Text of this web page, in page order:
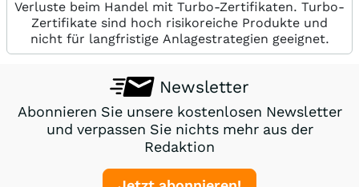
Verluste beim Handel mit Turbo-Zertifikaten. Turbo-
Zertifikate sind hoch risikoreiche Produkte und
nicht für langfristige Anlagestrategien geeignet.
Newsletter
Abonnieren Sie unsere kostenlosen Newsletter
und verpassen Sie nichts mehr aus der
Redaktion